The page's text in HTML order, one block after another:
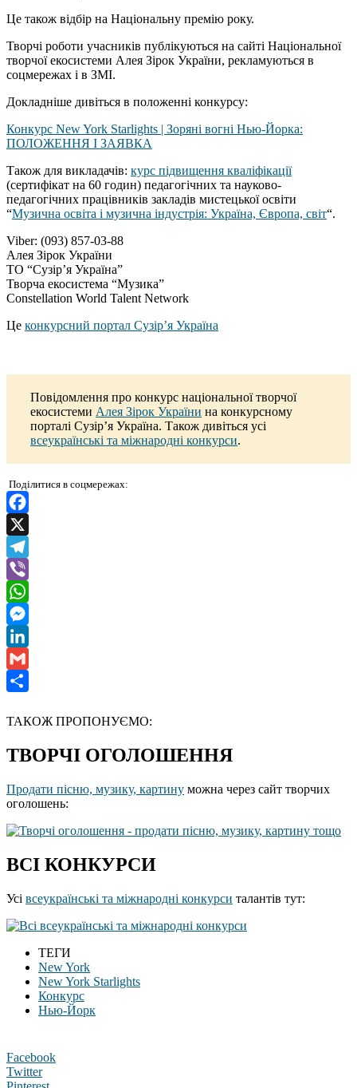
Це також відбір на Національну премію року.
Творчі роботи учасників публікуються на сайті Національної
творчої екосистеми Алея Зірок України, рекламуються в
соцмережах і в ЗМІ.
Докладніше дивіться в положенні конкурсу:
Конкурс New York Starlights | Зоряні вогні Нью-Йорка:
ПОЛОЖЕННЯ І ЗАЯВКА
Також для викладачів: курс підвищення кваліфікації
(сертифікат на 60 годин) педагогічних та науково-
педагогічних працівників закладів мистецької освіти
“Музична освіта і музична індустрія: Україна, Європа, світ“.
Viber: (093) 857-03-88
Алея Зірок України
ТО “Сузір’я Україна”
Творча екосистема “Музика”
Constellation World Talent Network
Це конкурсний портал Сузір’я Україна
Повідомлення про конкурс національної творчої
екосистеми Алея Зірок України на конкурсному
порталі Сузір’я Україна. Також дивіться усі
всеукраїнські та міжнародні конкурси.
Поділитися в соцмережах:
Facebook
X
Telegram
Viber
WhatsApp
Messenger
LinkedIn
Gmail
ТАКОЖ ПРОПОНУЄМО:
ТВОРЧІ ОГОЛОШЕННЯ
Продати пісню, музику, картину можна через сайт творчих
оголошень:
ВСІ КОНКУРСИ
Усі всеукраїнські та міжнародні конкурси талантів тут:
ТЕГИ
New York
New York Starlights
Конкурс
Нью-Йорк
Facebook
Twitter